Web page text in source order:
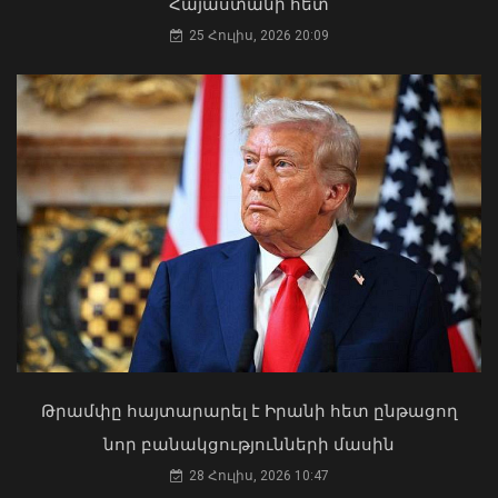
ԱԳ փոխնախարարը Նայրոբիում
ներկայացրել է COP17-ի
կազմակերպման Հայաստանի
06 Օգոստոս, 2026 21:44
«Ուժեղ Հայաստան»-ը դեմ է
քվեարկելու ԱԺ նախագահի
պաշտոնում Ռուբեն Ռուբինյանի
թեկնածությանը
03 Օգոստոս, 2026 13:13
Հայաստանի հետ
25 Հուլիս, 2026 20:09
Թրամփը հայտարարել է Իրանի հետ ընթացող
նոր բանակցությունների մասին
28 Հուլիս, 2026 10:47